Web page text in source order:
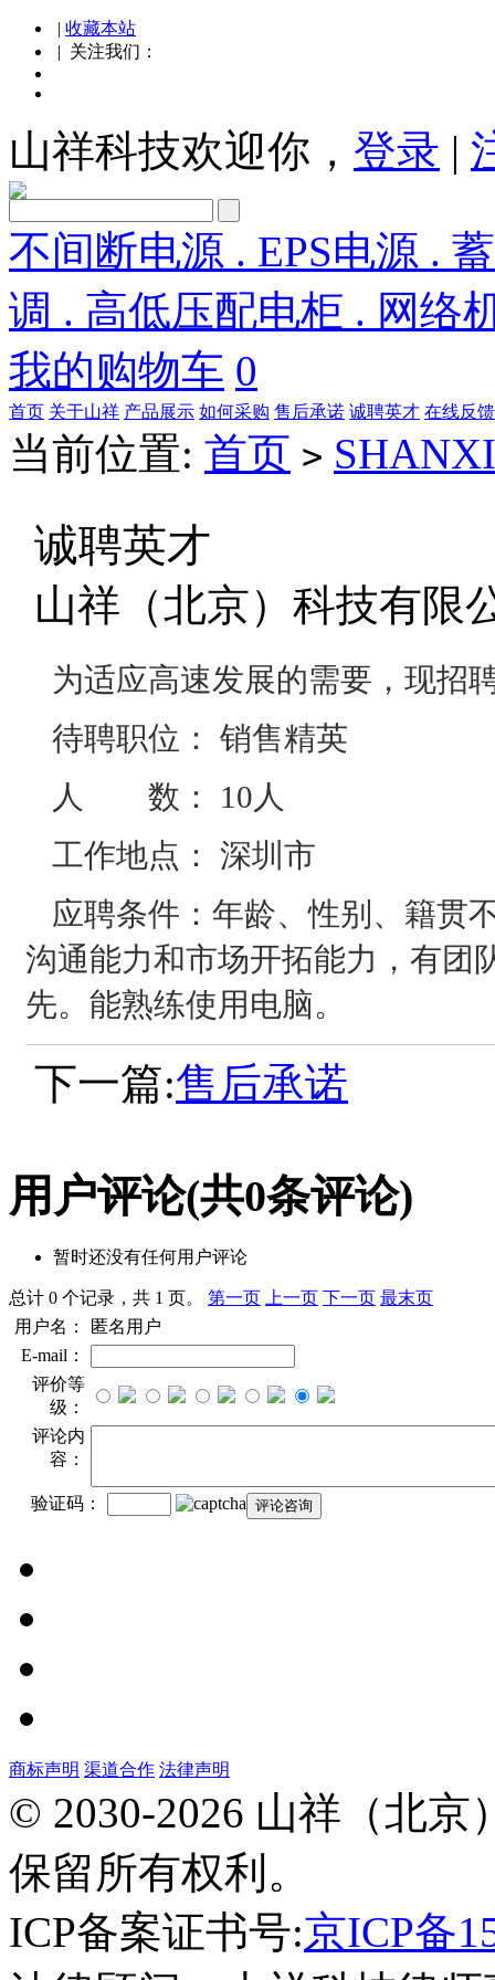
| 收藏本站
| 关注我们：
山祥科技欢迎你， 登录 |
不间断电源 . EPS电源 .
调 . 高低压配电柜 . 网络
我的购物车 0
首页 关于山祥 产品展示 如何采购 售后承诺 诚聘英才 在线反馈
当前位置: 首页 >
诚聘英才
山祥（北京）科技有限
为适应高速发展的需要，现招
待聘职位： 销售精英
人 数： 10人
工作地点： 深圳市
应聘条件：年龄、性别、籍贯
沟通能力和市场开拓能力，有团
先。能熟练使用电脑。
下一篇:售后承诺
用户评论(共0条评论)
暂时还没有任何用户评论
总计 0 个记录，共 1 页。 第一页 上一页 下一页 最末页
用户名：
匿名用户
E-mail：
评价等
级：
评论内
容：
验证码：
商标声明 渠道合作 法律声明
京
昌
平
建
© 2030-2026 山祥（北
保留所有权利。
ICP备案证书号:京ICP备